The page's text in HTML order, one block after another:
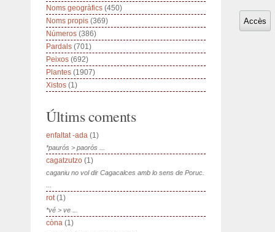
Noms geogràfics (450)
Noms propis (369)
Números (386)
Pardals (701)
Peixos (692)
Plantes (1907)
Xistos (1)
Últims coments
enfaltat -ada (1)
*paurós > paorós ...
cagatzutzo (1)
caganiu no vol dir Cagacalces amb lo sens de Poruc.
rot(1)
*vé > ve ...
còna (1)